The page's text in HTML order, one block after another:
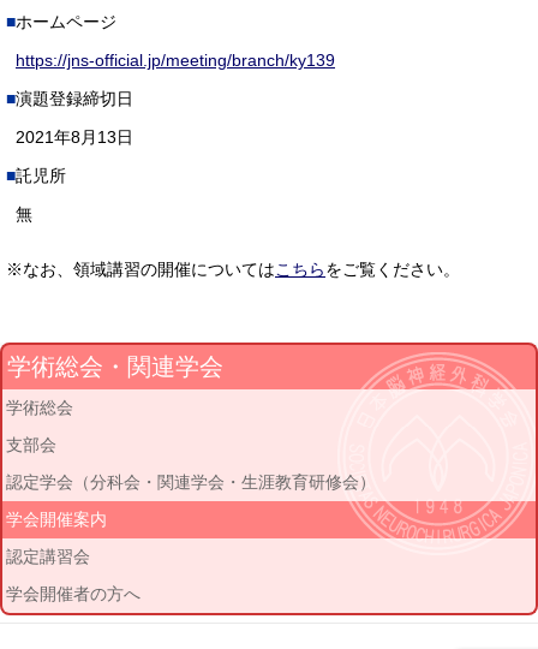
ホームページ
https://jns-official.jp/meeting/branch/ky139
演題登録締切日
2021年8月13日
託児所
無
※なお、領域講習の開催についてはこちらをご覧ください。
学術総会・関連学会
学術総会
支部会
認定学会（分科会・関連学会・生涯教育研修会）
学会開催案内
認定講習会
学会開催者の方へ